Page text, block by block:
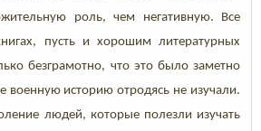
роль, чем негативную. Все
пусть и хорошим литературных
безграмотно, что это было заметно
историю отродясь не изучали.
людей, которые полезли изучать